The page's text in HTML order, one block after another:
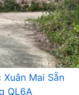
Mai Sẵn
QL6A